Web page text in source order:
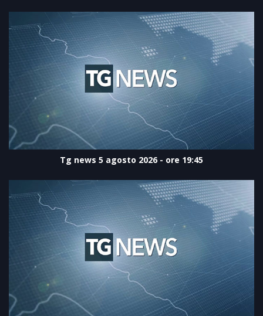
Tg news 5 agosto 2026 - ore 19:45